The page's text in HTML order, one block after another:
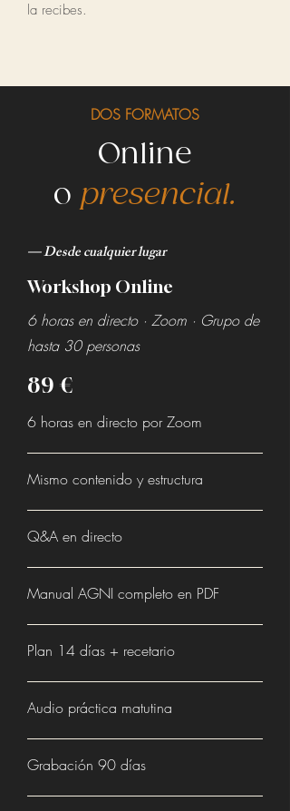
la recibes.
DOS FORMATOS
Online
o presencial.
— Desde cualquier lugar
Workshop Online
6 horas en directo · Zoom · Grupo de
hasta 30 personas
89 €
6 horas en directo por Zoom
Mismo contenido y estructura
Q&A en directo
Manual AGNI completo en PDF
Plan 14 días + recetario
Audio práctica matutina
Grabación 90 días